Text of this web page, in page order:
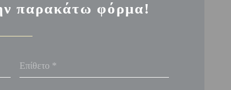
παρακάτω φόρμα!